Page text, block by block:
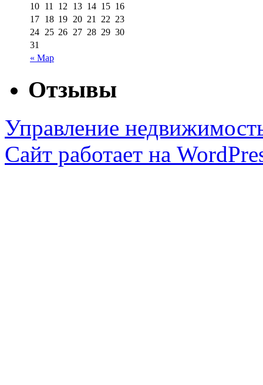
« Мар
10 11 12 13 14 15 16
17 18 19 20 21 22 23
24 25 26 27 28 29 30
31
Отзывы
Управление
Сайт работает на